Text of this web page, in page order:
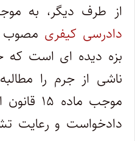
از طرف دیگر، به
دادرسی کیفری
بزه دیده ای است که
ناشی از جرم را
موجب
دادخواست و رعایت